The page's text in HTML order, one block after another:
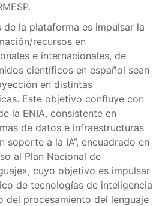
la plataforma es impulsar la
recursos en
e internacionales, de
científicos en español sean
en distintas
Este objetivo confluye con
la ENIA, consistente en
de datos e infraestructuras
soporte a la IA”, encuadrado en
al Plan Nacional de
cuyo objetivo es impulsar
de tecnologías de inteligencia
del procesamiento del lenguaje